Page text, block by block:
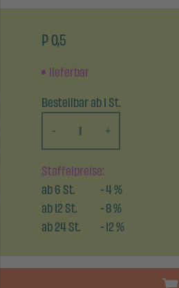
P 0,5
lieferbar
Bestellbar ab 1 St.
-
+
Staffelpreise:
ab6St. -4%
ab12St. -8%
ab24St. -12%